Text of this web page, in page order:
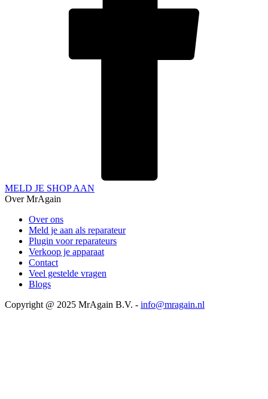
MELD JE SHOP AAN
Over MrAgain
Over ons
Meld je aan als reparateur
Plugin voor reparateurs
Verkoop je apparaat
Contact
Veel gestelde vragen
Blogs
Copyright @ 2025 MrAgain B.V. - info@mragain.nl